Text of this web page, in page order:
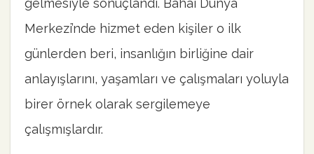
gelmesiyle sonuçlandı. Bahai Dünya
Merkezi’nde hizmet eden kişiler o ilk
günlerden beri, insanlığın birliğine dair
anlayışlarını, yaşamları ve çalışmaları yoluyla
birer örnek olarak sergilemeye
çalışmışlardır.